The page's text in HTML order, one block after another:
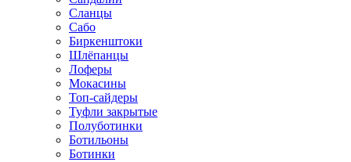
Сланцы
Сабо
Биркенштоки
Шлёпанцы
Лоферы
Мокасины
Топ-сайдеры
Туфли закрытые
Полуботинки
Ботильоны
Ботинки